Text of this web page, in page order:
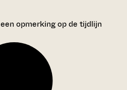
opmerking op de tijdlijn